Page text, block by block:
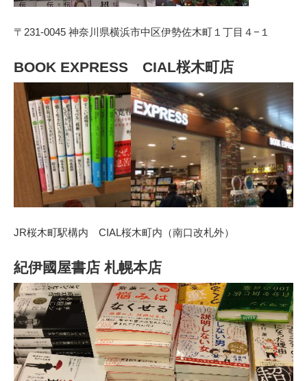
〒231-0045 神奈川県横浜市中区伊勢佐木町１丁目４−１
BOOK EXPRESS CIAL桜木町店
JR桜木町駅構内 CIAL桜木町内（南口改札外）
紀伊國屋書店 札幌本店